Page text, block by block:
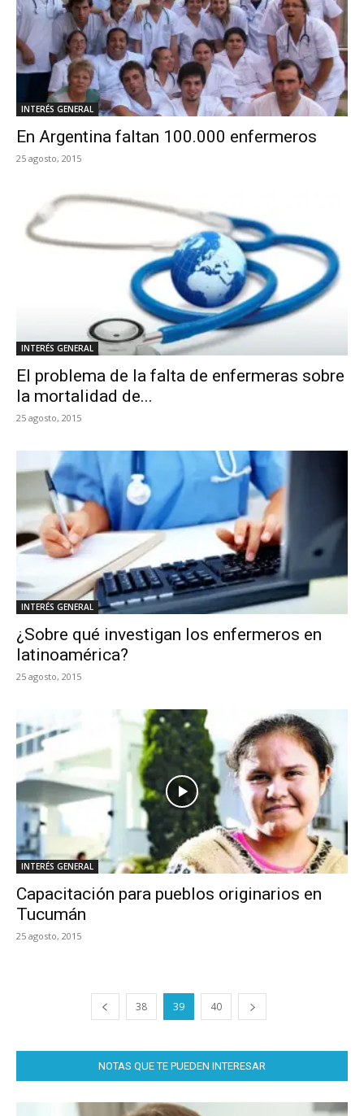
INTERÉS GENERAL
En Argentina faltan 100.000 enfermeros
25 agosto, 2015
INTERÉS GENERAL
El problema de la falta de enfermeras sobre
la mortalidad de...
25 agosto, 2015
INTERÉS GENERAL
¿Sobre qué investigan los enfermeros en
latinoamérica?
25 agosto, 2015
INTERÉS GENERAL
Capacitación para pueblos originarios en
Tucumán
25 agosto, 2015
38 39 40
NOTAS QUE TE PUEDEN INTERESAR